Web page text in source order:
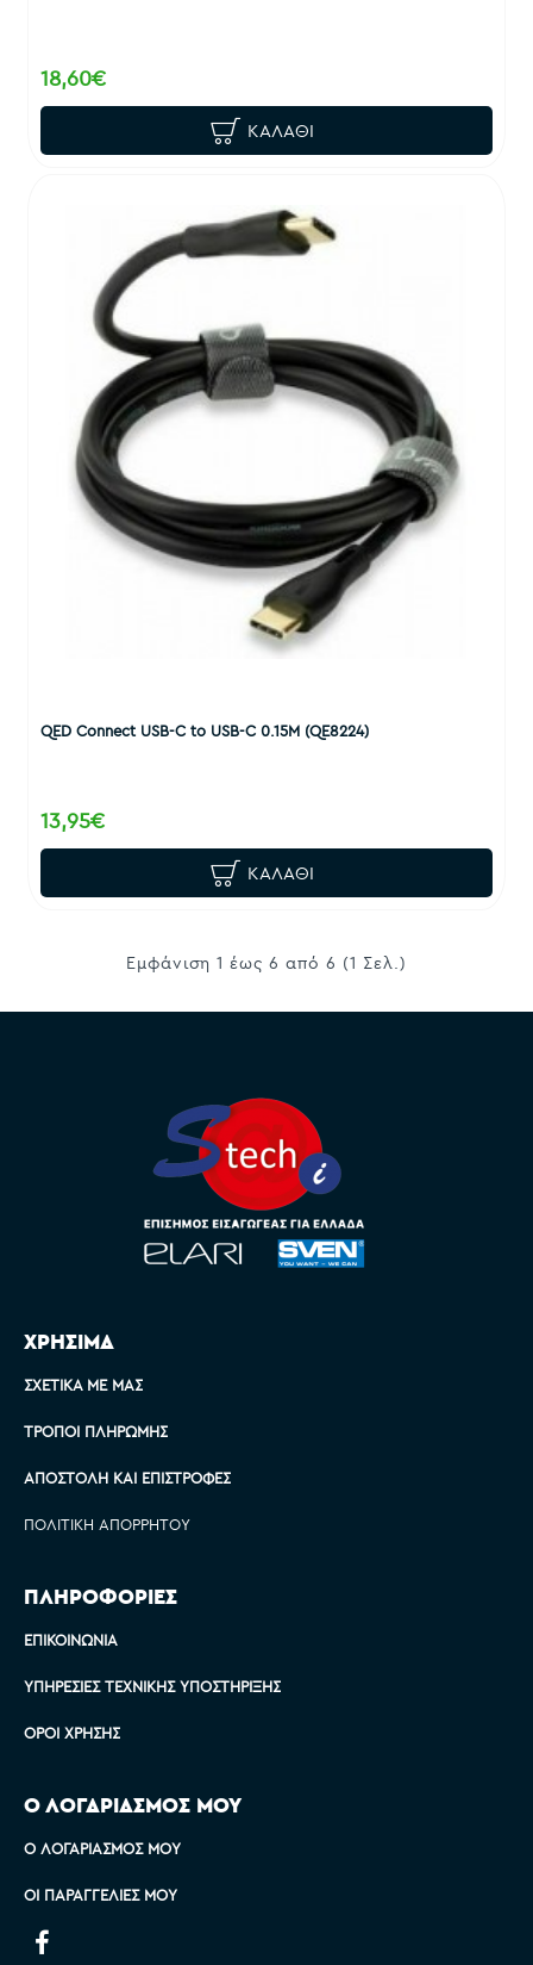
18,60€
ΚΑΛΆΘΙ
QED Connect USB-C to USB-C 0.15M (QE8224)
13,95€
ΚΑΛΆΘΙ
Εμφάνιση 1 έως 6 από 6 (1 Σελ.)
ΧΡΗΣΙΜΑ
ΣΧΕΤΙΚΆ ΜΕ ΜΑΣ
ΤΡΌΠΟΙ ΠΛΗΡΩΜΉΣ
ΑΠΟΣΤΟΛΉ ΚΑΙ ΕΠΙΣΤΡΟΦΈΣ
ΠΟΛΙΤΙΚΉ ΑΠΟΡΡΉΤΟΥ
ΠΛΗΡΟΦΟΡΙΕΣ
ΕΠΙΚΟΙΝΩΝΊΑ
ΥΠΗΡΕΣΊΕΣ ΤΕΧΝΙΚΉΣ ΥΠΟΣΤΉΡΙΞΗΣ
ΌΡΟΙ ΧΡΉΣΗΣ
Ο ΛΟΓΑΡΙΑΣΜΟΣ ΜΟΥ
Ο ΛΟΓΑΡΙΑΣΜΌΣ ΜΟΥ
ΟΙ ΠΑΡΑΓΓΕΛΊΕΣ ΜΟΥ